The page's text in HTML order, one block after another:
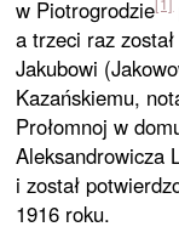
w Piotrogrodzie
a trzeci raz
Jakubowi
Kazańskiemu,
Prołomnoj w
Aleksandrowicza
i został
1916 roku.